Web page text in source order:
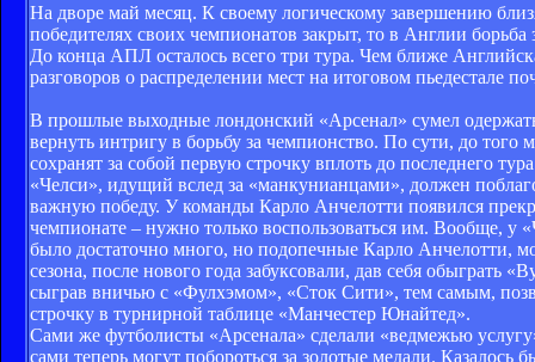
На дворе май месяц. К своему логическому завершению
победителях своих чемпионатов закрыт, то в Англии борьба
До конца АПЛ осталось всего три тура. Чем ближе
разговоров о распределении мест на итоговом пьедестале
В прошлые выходные лондонский «Арсенал» сумел
вернуть интригу в борьбу за чемпионство. По сути, до
сохранят за собой первую строчку вплоть до последнего
«Челси», идущий вслед за «манкунианцами», должен
важную победу. У команды Карло Анчелотти появился
чемпионате – нужно только воспользоваться им. Вообще, у
было достаточно много, но подопечные Карло Анчелотти,
сезона, после нового года забуксовали, дав себя обыграть
сыграв вничью с «Фулхэмом», «Сток Сити», тем самым,
строчку в турнирной таблице «Манчестер Юнайтед».
Сами же футболисты «Арсенала» сделали «ведмежью
сами теперь могут побороться за золотые медали. Казалось